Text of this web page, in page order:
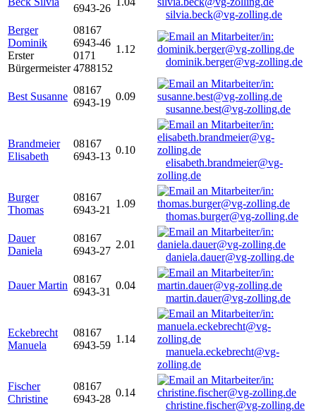
6943-26
silvia.beck@vg-zolling.de
Berger
Dominik
Erster
Bürgermeister
08167
6943-46
0171
4788152
1.12
dominik.berger@vg-zolling.de
Best Susanne
08167
6943-19
0.09
susanne.best@vg-zolling.de
Brandmeier
Elisabeth
08167
6943-13
0.10
elisabeth.brandmeier@vg-
zolling.de
Burger
Thomas
08167
6943-21
1.09
thomas.burger@vg-zolling.de
Dauer
Daniela
08167
6943-27
2.01
daniela.dauer@vg-zolling.de
Dauer Martin
08167
6943-31
0.04
martin.dauer@vg-zolling.de
Eckebrecht
Manuela
08167
6943-59
1.14
manuela.eckebrecht@vg-
zolling.de
Fischer
Christine
08167
6943-28
0.14
christine.fischer@vg-zolling.de